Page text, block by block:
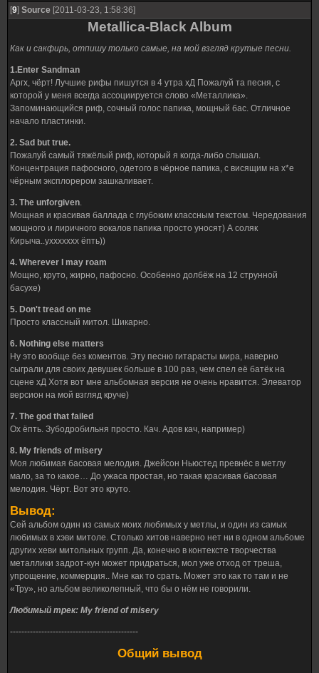
[9] Source [2011-03-23, 1:58:36]
Metallica-Black Album
Как и сакфирь, отпишу только самые, на мой взгляд крутые песни.
1.Enter Sandman
Аргх, чёрт! Лучшие рифы пишутся в 4 утра хД Пожалуй та песня, с
которой у меня всегда ассоциируется слово «Металлика».
Запоминающийся риф, сочный голос папика, мощный бас. Отличное
начало пластинки.
2. Sad but true.
Пожалуй самый тяжёлый риф, который я когда-либо слышал.
Концентрация пафосного, одетого в чёрное папика, с висящим на х*е
чёрным эксплорером зашкаливает.
3. The unforgiven.
Мощная и красивая баллада с глубоким классным текстом. Чередования
мощного и лиричного вокалов папика просто уносят) А соляк
Кирыча..уххххххх ёпть))
4. Wherever I may roam
Мощно, круто, жирно, пафосно. Особенно долбёж на 12 струнной
басухе)
5. Don't tread on me
Просто классный митол. Шикарно.
6. Nothing else matters
Ну это вообще без коментов. Эту песню гитарасты мира, наверно
сыграли для своих девушек больше в 100 раз, чем спел её батёк на
сцене хД Хотя вот мне альбомная версия не очень нравится. Элеватор
версион на мой взгляд круче)
7. The god that failed
Ох ёпть. Зубодробильня просто. Кач. Адов кач, например)
8. My friends of misery
Моя любимая басовая мелодия. Джейсон Ньюстед превнёс в метлу
мало, за то какое… До ужаса простая, но такая красивая басовая
мелодия. Чёрт. Вот это круто.
Вывод:
Сей альбом один из самых моих любимых у метлы, и один из самых
любимых в хэви митоле. Столько хитов наверно нет ни в одном альбоме
других хеви митольных групп. Да, конечно в контексте творчества
металлики задрот-кун может придраться, мол уже отход от треша,
упрощение, коммерция.. Мне как то срать. Может это как то там и не
«Тру», но альбом великолепный, что бы о нём не говорили.
Любимый трек: My friend of misery
---------------------------------------------
Общий вывод